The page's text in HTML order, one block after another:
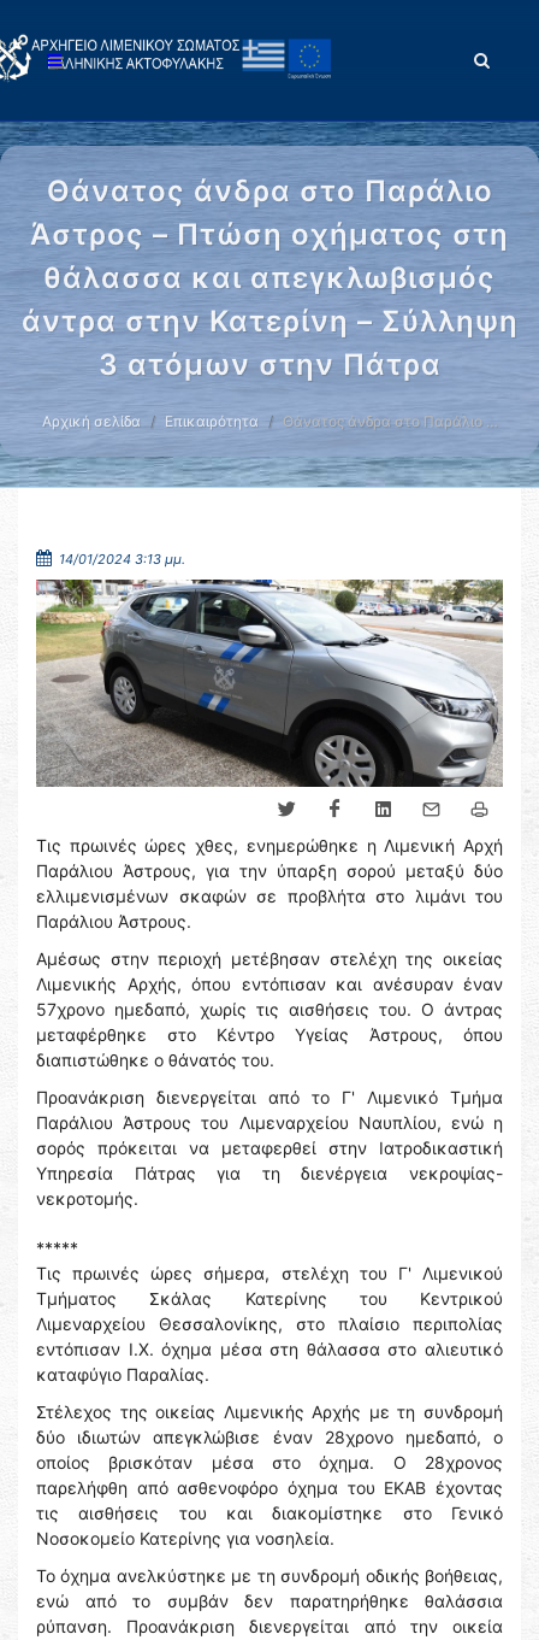
Θάνατος άνδρα στο Παράλιο
Άστρος – Πτώση οχήματος στη
θάλασσα και απεγκλωβισμός
άντρα στην Κατερίνη – Σύλληψη
3 ατόμων στην Πάτρα
Αρχική σελίδα Επικαιρότητα Θάνατος άνδρα στο Παράλιο …
14/01/2024 3:13 μμ.
Τις πρωινές ώρες χθες, ενημερώθηκε η Λιμενική Αρχή
Παράλιου Άστρους, για την ύπαρξη σορού μεταξύ δύο
ελλιμενισμένων σκαφών σε προβλήτα στο λιμάνι του
Παράλιου Άστρους.
Αμέσως στην περιοχή μετέβησαν στελέχη της οικείας
Λιμενικής Αρχής, όπου εντόπισαν και ανέσυραν έναν
57χρονο ημεδαπό, χωρίς τις αισθήσεις του. Ο άντρας
μεταφέρθηκε στο Κέντρο Υγείας Άστρους, όπου
διαπιστώθηκε ο θάνατός του.
Προανάκριση διενεργείται από το Γ' Λιμενικό Τμήμα
Παράλιου Άστρους του Λιμεναρχείου Ναυπλίου, ενώ η
σορός πρόκειται να μεταφερθεί στην Ιατροδικαστική
Υπηρεσία Πάτρας για τη διενέργεια νεκροψίας-
νεκροτομής.
*****
Τις πρωινές ώρες σήμερα, στελέχη του Γ' Λιμενικού
Τμήματος Σκάλας Κατερίνης του Κεντρικού
Λιμεναρχείου Θεσσαλονίκης, στο πλαίσιο περιπολίας
εντόπισαν Ι.Χ. όχημα μέσα στη θάλασσα στο αλιευτικό
καταφύγιο Παραλίας.
Στέλεχος της οικείας Λιμενικής Αρχής με τη συνδρομή
δύο ιδιωτών απεγκλώβισε έναν 28χρονο ημεδαπό, ο
οποίος βρισκόταν μέσα στο όχημα. Ο 28χρονος
παρελήφθη από ασθενοφόρο όχημα του ΕΚΑΒ έχοντας
τις αισθήσεις του και διακομίστηκε στο Γενικό
Νοσοκομείο Κατερίνης για νοσηλεία.
Το όχημα ανελκύστηκε με τη συνδρομή οδικής βοήθειας,
ενώ από το συμβάν δεν παρατηρήθηκε θαλάσσια
ρύπανση. Προανάκριση διενεργείται από την οικεία